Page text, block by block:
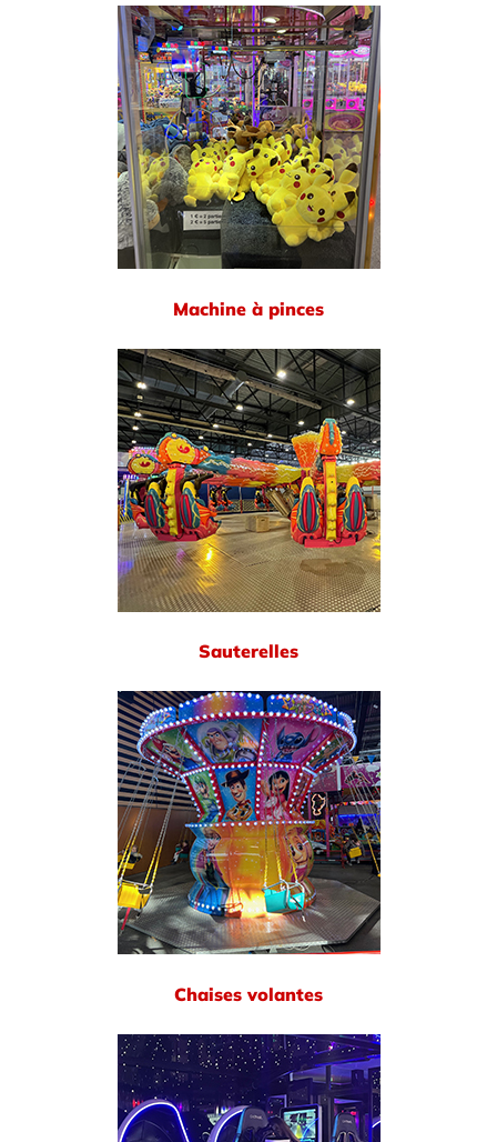
Machine à pinces
Sauterelles
Chaises volantes